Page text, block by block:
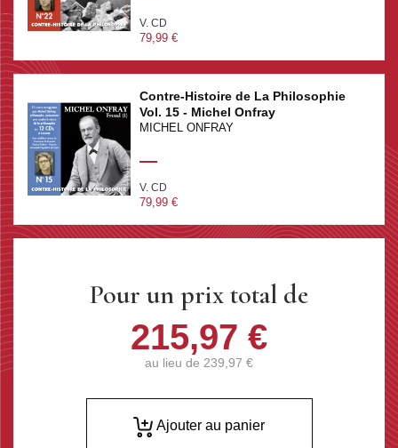
révolutionnaire.
V. CD
79,99 €
Contre-Histoire de La Philosophie
Vol. 15 - Michel Onfray
MICHEL ONFRAY
V. CD
79,99 €
Pour un prix total de
215,97 €
au lieu de 239,97 €
Ajouter au panier